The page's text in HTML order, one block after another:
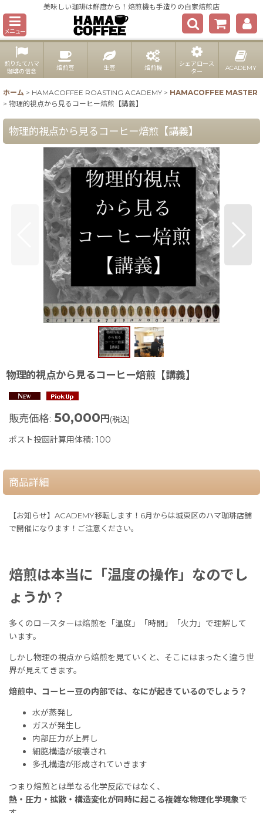
美味しい珈琲は鮮度から！焙煎機も手造りの自家焙煎店
メニュー
煎りたてハマ
珈琲の信念
焙煎豆 生豆 焙煎機
シェアロース
ター
ACADEMY
ホーム > HAMACOFFEE ROASTING ACADEMY > HAMACOFFEE MASTER
> 物理的視点から見るコーヒー焙煎【講義】
物理的視点から見るコーヒー焙煎【講義】
物理的視点から見るコーヒー焙煎【講義】
販売価格: 50,000 円 (税込)
ポスト投函計算用体積: 100
商品詳細
【お知らせ】ACADEMY移転します！6月からは城東区のハマ珈琲店舗
で開催になります！ご注意ください。
焙煎は本当に「温度の操作」なのでし
ょうか？
多くのロースターは焙煎を「温度」「時間」「火力」で理解して
います。
しかし物理の視点から焙煎を見ていくと、そこにはまったく違う世
界が見えてきます。
焙煎中、コーヒー豆の内部では、なにが起きているのでしょう？
水が蒸発し
ガスが発生し
内部圧力が上昇し
細胞構造が破壊され
多孔構造が形成されていきます
つまり焙煎とは単なる化学反応ではなく、
熱・圧力・拡散・構造変化が同時に起こる複雑な物理化学現象で